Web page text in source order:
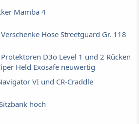
Mamba 4
Verschenke Hose Streetguard Gr. 118
Protektoren D3o Level 1 und 2 Rücken
Held Exosafe neuwertig
VI und CR-Craddle
hoch